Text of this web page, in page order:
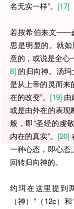
名无实一样”。 [17]
若按希伯来文——
思是明显的。就
意的，或说是全心
8] 的归向神。汤玛
是从上帝的灵而来
在的改变”。 [19] 由
或是由外在的表现
般，即“圣经的虔
内在的真实”。 [20]
一种心态，即心态
回转归向神的。
约珥在这里提到
（神）”（12c）